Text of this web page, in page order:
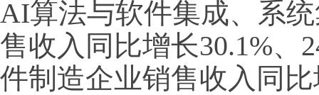
AI算法与软件集成、系
售收入同比增长30.1%、
件制造企业销售收入同比